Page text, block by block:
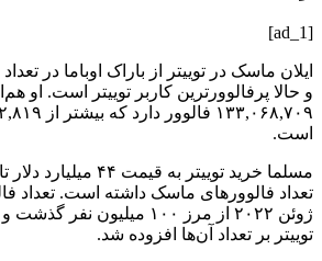
[ad_1]
ایلان ماسک در توییتر از باراک اوباما در
و حالا پرفالوورترین کاربر توییتر است. او
است.
مسلما خرید توییتر به
تعداد فالوورهای ماسک داشته است. تعداد
ژوئن ۲۰۲۲ از مرز ۱۰۰
توییتر بر تعداد آن‌ها افزوده شد.